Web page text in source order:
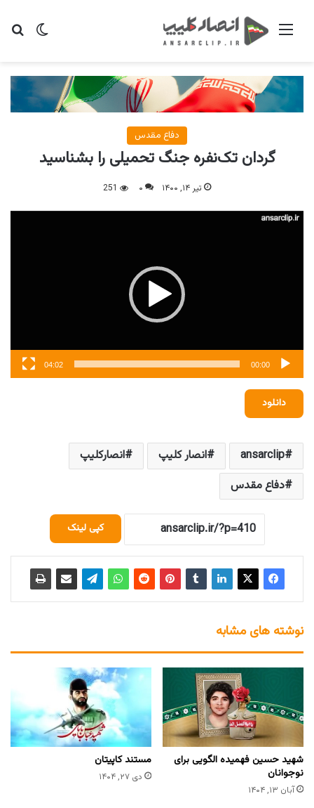
تغییر منو
دفاع مقدس
گردان تک‌نفره جنگ تحمیلی را بشناسید
تیر ۱۴, ۱۴۰۰ ۰ 251
نمایشگر
ویدیو
00:00
04:02
دانلود
ansarclip انصار کلیپ
انصارکلیپ
دفاع مقدس
کپی لینک
نوشته های مشابه
شهید حسین فهمیده الگویی برای
نوجوانان
آبان ۱۳, ۱۴۰۴
مستند کاپیتان
دی ۲۷, ۱۴۰۴